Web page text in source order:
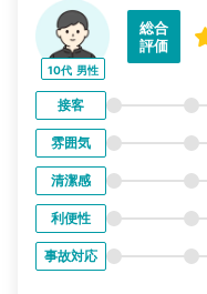
10代 男性
総合
評価
接客
雰囲気
清潔感
利便性
事故対応